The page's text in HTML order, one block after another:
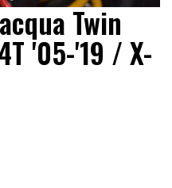
Twin
'05-'19 / X-